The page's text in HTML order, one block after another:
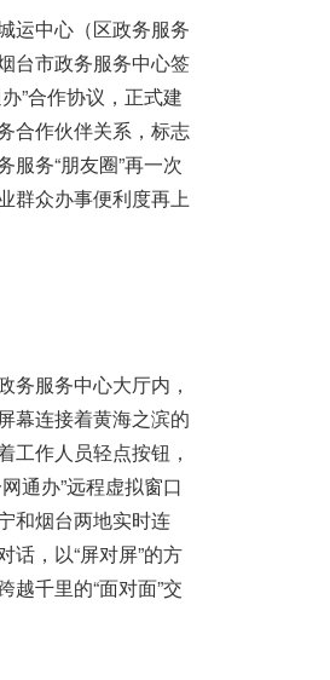
运中心（区政务服务
台市政务服务中心签
”合作协议，正式建
合作伙伴关系，标志
服务“朋友圈”再一次
群众办事便利度再上
务服务中心大厅内，
幕连接着黄海之滨的
工作人员轻点按钮，
通办”远程虚拟窗口
和烟台两地实时连
话，以“屏对屏”的方
越千里的“面对面”交